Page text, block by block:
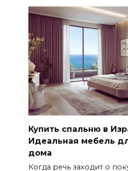
Купить спальню в
Идеальная мебель
дома
Когда речь заходит о